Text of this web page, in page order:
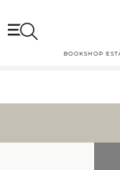
BOOKSHOP